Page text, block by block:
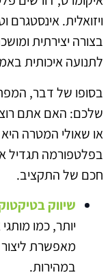
ויזואלית.
בצורה יצירתית
לתנועה איכותית
בסופו של דבר,
שלכם: האם אתם
או שאולי המטרה
בפלטפורמה תגדיל
חכם של התקציב.
שיווק
יותר, כמו
מאפשרת ליצור
במהירות.